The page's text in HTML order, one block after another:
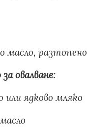
масло, разтопено
овалване:
или ядково мляко